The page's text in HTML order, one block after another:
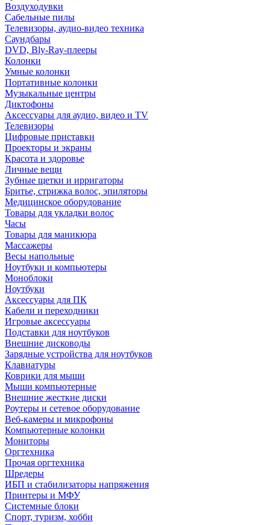
Воздуходувки
Сабельные пилы
Телевизоры, аудио-видео техника
Саундбары
DVD, Bly-Ray-плееры
Колонки
Умные колонки
Портативные колонки
Музыкальные центры
Диктофоны
Аксессуары для аудио, видео и TV
Телевизоры
Цифровые приставки
Проекторы и экраны
Красота и здоровье
Личные вещи
Зубные щетки и ирригаторы
Бритье, стрижка волос, эпиляторы
Медицинское оборудование
Товары для укладки волос
Часы
Товары для маникюра
Массажеры
Весы напольные
Ноутбуки и компьютеры
Моноблоки
Ноутбуки
Аксессуары для ПК
Кабели и переходники
Игровые аксессуары
Подставки для ноутбуков
Внешние дисководы
Зарядные устройства для ноутбуков
Клавиатуры
Коврики для мыши
Мыши компьютерные
Внешние жесткие диски
Роутеры и сетевое оборудование
Веб-камеры и микрофоны
Компьютерные колонки
Мониторы
Оргтехника
Прочая оргтехника
Шредеры
ИБП и стабилизаторы напряжения
Принтеры и МФУ
Системные блоки
Спорт, туризм, хобби